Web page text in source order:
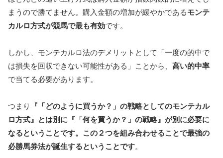
まうので勝てません。購入金額の増加が緩やかであるモンテ
カルロ方式が競馬で最も有効です。
しかし、モンテカルロ法のデメリットとして「一度の的中で
は損失を回収できない可能性がある」ことから、 高い的中率
で当てる必要があります。
つまり
『「どのように買うか？」の戦略としてのモンテカル
ロ方式』とは別に『「何を買うか？」の戦略』が別に必要に
なるということです。この２つを組み合わせることで最強の
必勝馬券法が誕生するということです。